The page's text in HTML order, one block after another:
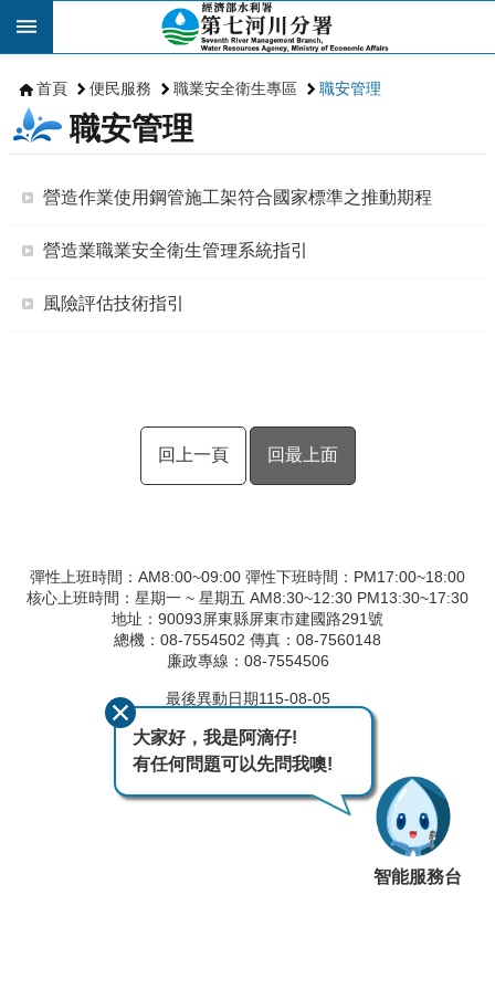
跳到主要內容區塊
首頁 便民服務 職業安全衛生專區 職安管理
職安管理
營造作業使用鋼管施工架符合國家標準之推動期程
營造業職業安全衛生管理系統指引
風險評估技術指引
回上一頁 回最上面
彈性上班時間：AM8:00~09:00 彈性下班時間：PM17:00~18:00
核心上班時間：星期一 ~ 星期五 AM8:30~12:30 PM13:30~17:30
地址：90093屏東縣屏東市建國路291號
總機：08-7554502 傳真：08-7560148
廉政專線：08-7554506
最後異動日期115-08-05
瀏覽人次 347
大家好，我是阿滴仔!
有任何問題可以先問我噢!
智能服務台